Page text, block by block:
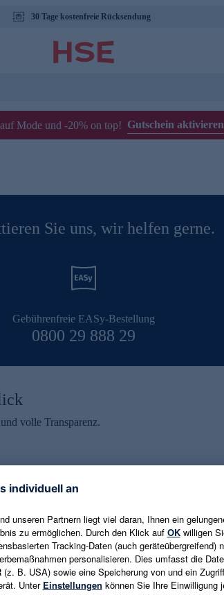
30 Tage kostenfreie Rücksendung
Mode und -20% on top! Gutschein aktivieren
Sie uns, wir helfen gerne.
Gebührenfreie EASy-Bestellung
0800 29 888 29
volle Transparenz.
Trends,
jederzeit in
E-Mail-Adresse eingeben
Es gelten die Datenschutzrichtlinien